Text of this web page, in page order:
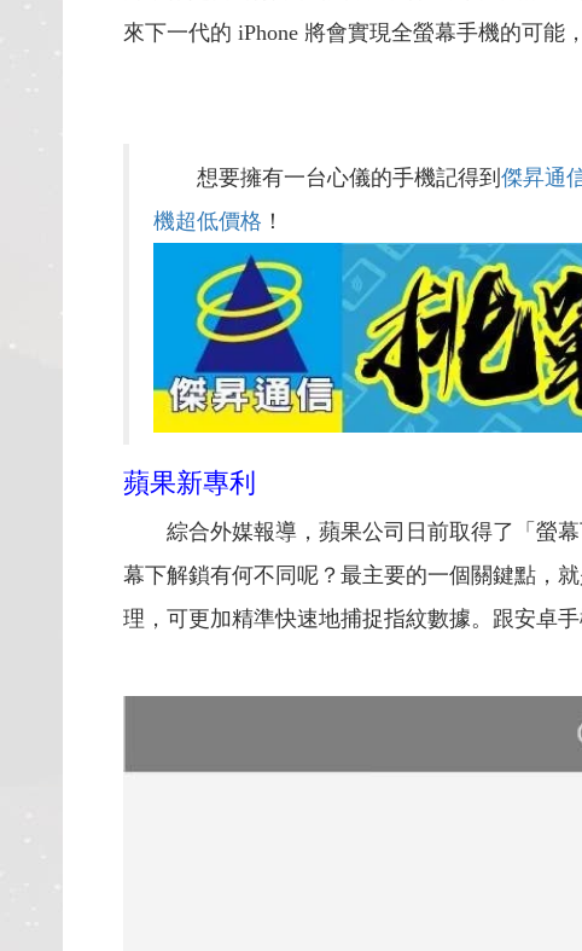
來下一代的 iPhone 將會實現全螢幕手機的可能
想要擁有一台心儀的手機記得到 傑昇通
機超低價格 ！
蘋果新專利
綜合外媒報導，蘋果公司日前取得了「螢
幕下解鎖有何不同呢？最主要的一個關鍵點，
理，可更加精準快速地捕捉指紋數據。跟安卓